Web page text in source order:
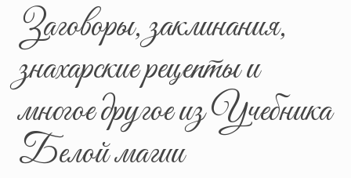
Заговоры, заклинания,
знахарские рецепты и
многое другое из Учебника
Белой магии